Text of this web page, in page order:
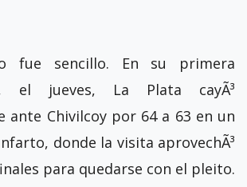
fue sencillo. En su primera
el jueves, La Plata cayÃ³
ante Chivilcoy por 64 a 63 en un
donde la visita aprovechÃ³
para quedarse con el pleito.